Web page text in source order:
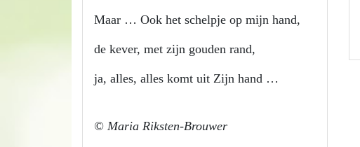
Maar … Ook het schelpje op mijn hand,
de kever, met zijn gouden rand,
ja, alles, alles komt uit Zijn hand …
© Maria Riksten-Brouwer